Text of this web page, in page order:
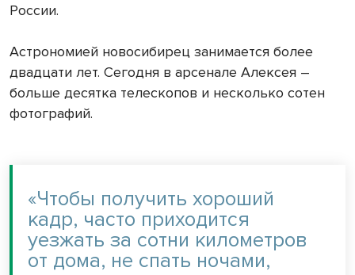
России.
Астрономией новосибирец занимается более
двадцати лет. Сегодня в арсенале Алексея –
больше десятка телескопов и несколько сотен
фотографий.
«Чтобы получить хороший
кадр, часто приходится
уезжать за сотни километров
от дома, не спать ночами,